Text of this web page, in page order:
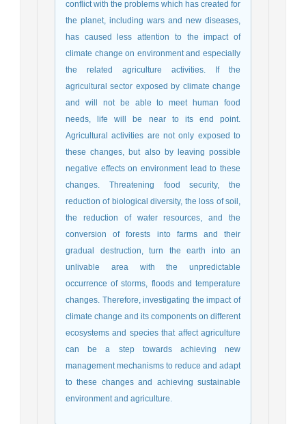
conflict with the problems which has created for
the planet, including wars and new diseases,
has caused less attention to the impact of
climate change on environment and especially
the related agriculture activities. If the
agricultural sector exposed by climate change
and will not be able to meet human food
needs, life will be near to its end point.
Agricultural activities are not only exposed to
these changes, but also by leaving possible
negative effects on environment lead to these
changes. Threatening food security, the
reduction of biological diversity, the loss of soil,
the reduction of water resources, and the
conversion of forests into farms and their
gradual destruction, turn the earth into an
unlivable area with the unpredictable
occurrence of storms, floods and temperature
changes. Therefore, investigating the impact of
climate change and its components on different
ecosystems and species that affect agriculture
can be a step towards achieving new
management mechanisms to reduce and adapt
to these changes and achieving sustainable
environment and agriculture.